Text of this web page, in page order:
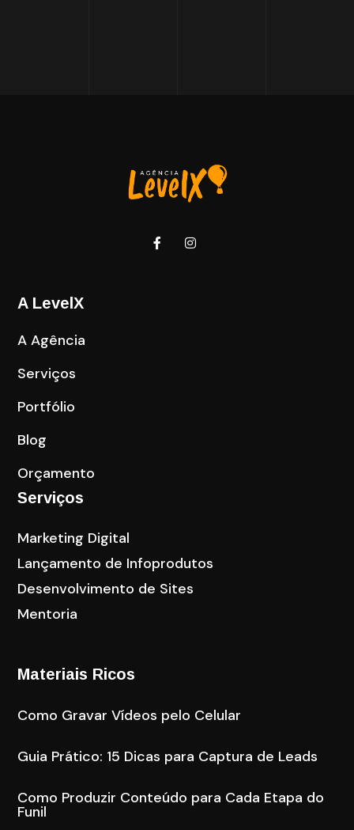
A LevelX
A Agência
Serviços
Portfólio
Blog
Orçamento
Serviços
Marketing Digital
Lançamento de Infoprodutos
Desenvolvimento de Sites
Mentoria
Materiais Ricos
Como Gravar Vídeos pelo Celular
Guia Prático: 15 Dicas para Captura de Leads
Como Produzir Conteúdo para Cada Etapa do
Funil